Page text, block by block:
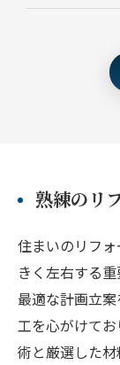
熟練のリ
住まいのリフ
きく左右する
最適な計画立
工を心がけて
術と厳選した